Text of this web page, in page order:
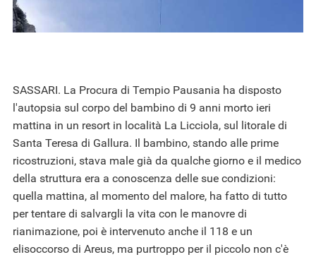
SASSARI. La Procura di Tempio Pausania ha disposto
l'autopsia sul corpo del bambino di 9 anni morto ieri
mattina in un resort in località La Licciola, sul litorale di
Santa Teresa di Gallura. Il bambino, stando alle prime
ricostruzioni, stava male già da qualche giorno e il medico
della struttura era a conoscenza delle sue condizioni:
quella mattina, al momento del malore, ha fatto di tutto
per tentare di salvargli la vita con le manovre di
rianimazione, poi è intervenuto anche il 118 e un
elisoccorso di Areus, ma purtroppo per il piccolo non c'è